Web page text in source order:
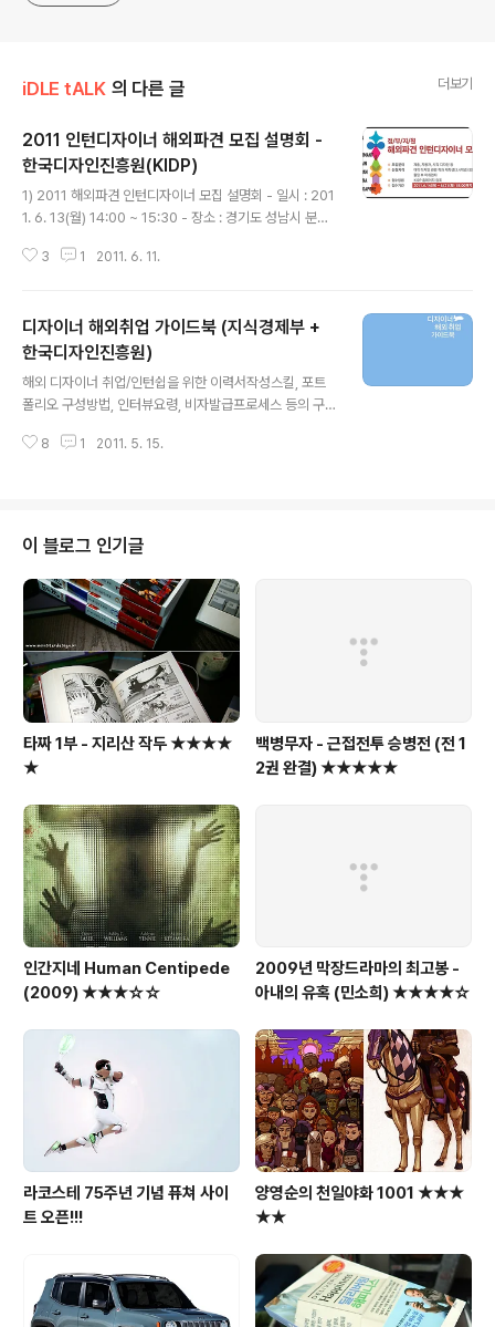
iDLE tALK 의 다른 글 더보기
2011 인턴디자이너 해외파견 모집 설명회 -
한국디자인​진흥원(KIDP)
1) 2011 해외파견 인턴디자이너 모집 설명회 - 일시 : 201
1. 6. 13(월) 14:00 ~ 15:30 - 장소 : 경기도 성남시 분당
외취업 가이드북 무료 배포 (http://monsterdesign.tist
현지 언어 구사 가능한 자, 국내외 유명 디자인 어워드 입상
자 우대 - 파견기간 : 2011년 7월 ~ 2012년 2월 중 3개
월 - 지원인원 : 00명 - 지원 내용 : 항공료, 체재비, 보험료
등 3개월 기준 최대 500만원 - 모집분야 : 제품, 자동차,
시각 디자인 등3) 일정 - 1차 서..
3 1 2011. 6. 11.
디자이너 해외취업 가이드북 (지식경제부 +
한국디자인진흥원)
해외 디자이너 취업/인턴쉽을 위한 이력서작성스킬, 포트
폴리오 구성방법, 인터뷰요령, 비자발급프로세스 등의 구
과도 같은 106페이지짜리 PDF문서... 한국디자인진흥원
각합니다. 환경이 주어진다면 누구나 할 수 있는 일이기 때
문입니다. 중요한 건 자신의 생각 또는 목표를 이루기 위해
실천에 옮길 수 있는 용기가 있는 지 여부입니다. 외국에서
일하는 것을 부러워할 것이 아니라 외국에 나가겠다는 용
기를 낸 점을 부러워해야 합니다. 익숙한 것을 과감히 버리
고 낯선 곳에 뛰어든다는 것은 그..
8 1 2011. 5. 15.
이 블로그 인기글
타짜 1부 - 지리산 작두 ★★★★
★
백병무자 - 근접전투 승병전 (전 1
2권 완결) ★★★★★
인간지네 Human Centipede
(2009) ★★★☆☆
2009년 막장드라마의 최고봉 -
아내의 유혹 (민소희) ★★★★☆
라코스테 75주년 기념 퓨쳐 사이
트 오픈!!!
양영순의 천일야화 1001 ★★★
★★